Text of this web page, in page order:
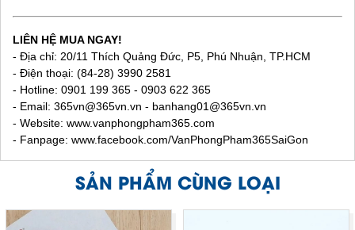
LIÊN HỆ MUA NGAY!
- Địa chỉ: 20/11 Thích Quảng Đức, P5, Phú Nhuận, TP.HCM
- Điện thoại: (84-28) 3990 2581
- Hotline: 0901 199 365 - 0903 622 365
- Email: 365vn@365vn.vn - banhang01@365vn.vn
- Website: www.vanphongpham365.com
- Fanpage: www.facebook.com/VanPhongPham365SaiGon
SẢN PHẨM CÙNG LOẠI